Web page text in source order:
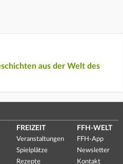
aus der Welt des
FREIZEIT
Veranstaltungen
Spielplätze
Rezepte
FFH-WELT
FFH-App
Newsletter
Kontakt